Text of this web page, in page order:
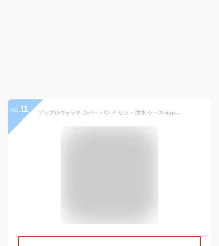
no. 11 アップルウォッチ カバー バンド セット 防水 ケース apple watch カバー シリーズ ultra 9 8 7 6 5 SE バンド ベルト ステンレス ばんど レディース メンズ べると 耐水 おしゃれ お洒落 かわいい SE 45mm 44mm 41mm 40mm